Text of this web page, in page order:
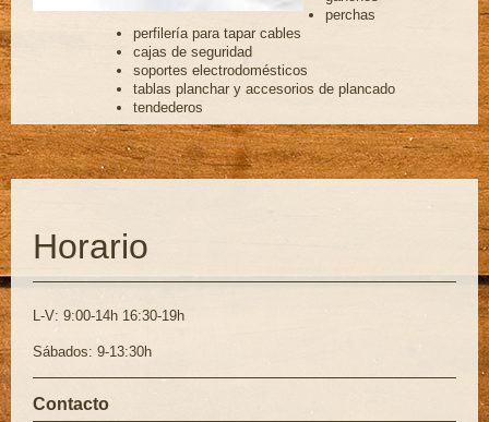
perchas
perfilería para tapar cables
cajas de seguridad
soportes electrodomésticos
tablas planchar y accesorios de plancado
tendederos
Horario
L-V: 9:00-14h 16:30-19h
Sábados: 9-13:30h
Contacto